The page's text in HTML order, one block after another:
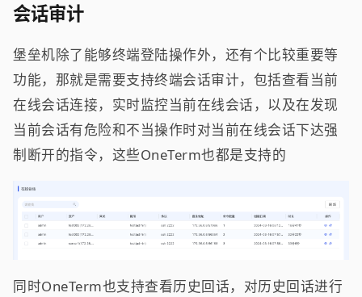
会话审计
堡垒机除了能够终端登陆操作外，还有个比较重要等
功能，那就是需要支持终端会话审计，包括查看当前
在线会话连接，实时监控当前在线会话，以及在发现
当前会话有危险和不当操作时对当前在线会话下达强
制断开的指令，这些OneTerm也都是支持的
同时OneTerm也支持查看历史回话，对历史回话进行